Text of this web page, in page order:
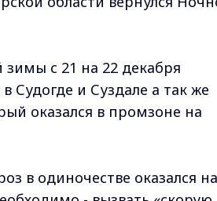
с 21 на 22 декабря
Судогде и Суздале а так же
оказался в промзоне на
в одиночестве оказался на